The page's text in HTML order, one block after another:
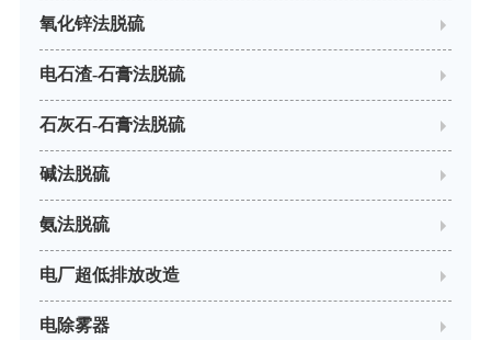
氧化锌法脱硫
电石渣-石膏法脱硫
石灰石-石膏法脱硫
碱法脱硫
氨法脱硫
电厂超低排放改造
电除雾器